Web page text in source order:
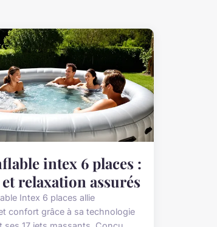
intex 6 places :
relaxation assurés
Intex 6 places allie
confort grâce à sa technologie